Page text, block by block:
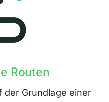
Routen
der Grundlage einer